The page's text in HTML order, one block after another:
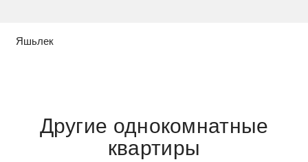
Яшьлек
Другие однокомнатные
квартиры